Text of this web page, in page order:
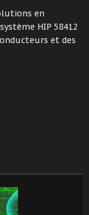
en
HIP 58412
et des